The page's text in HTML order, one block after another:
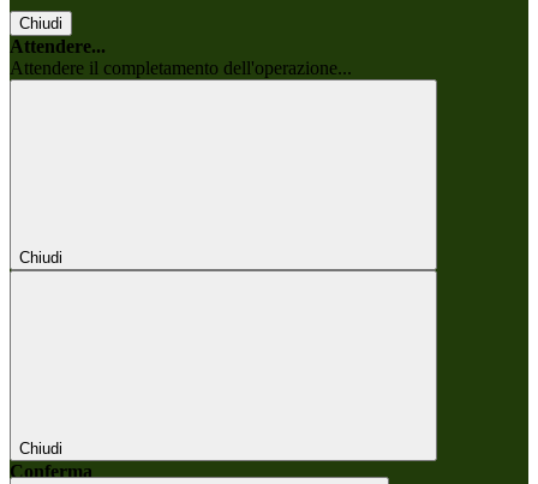
Chiudi
Attendere...
Attendere il completamento dell'operazione...
Chiudi
Chiudi
Conferma